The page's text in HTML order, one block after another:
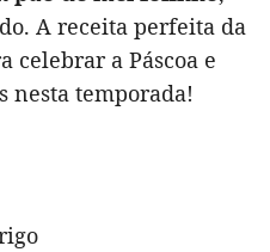
A receita perfeita da
celebrar a Páscoa e
nesta temporada!